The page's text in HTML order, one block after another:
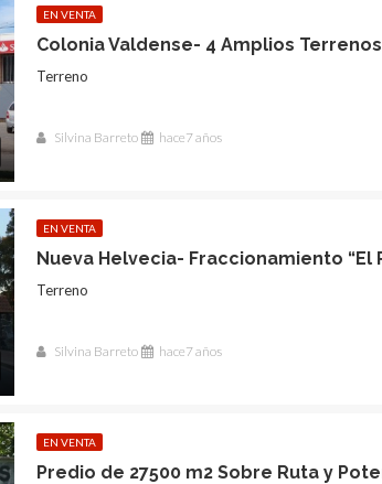
EN VENTA
Colonia Valdense- 4 Amplios Terrenos
Terreno
Silvina Barreto hace7 años
EN VENTA
Terreno
Silvina Barreto hace7 años
EN VENTA